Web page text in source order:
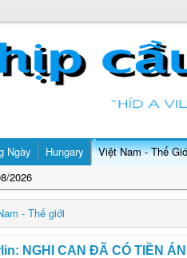
2026
Ngày Hungary Việt Nam - Thế
- Thế giới
NGHI CAN ĐÃ CÓ TIỀN ÁN